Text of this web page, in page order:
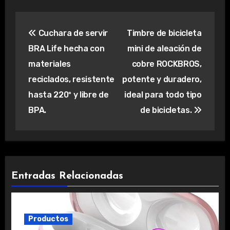
de
entradas
Cuchara de servir
BRA Life hecha con
materiales
reciclados, resistente
hasta 220º y libre de
BPA.
Timbre de bicicleta
mini de aleación de
cobre ROCKBROS,
potente y duradero,
ideal para todo tipo
de bicicletas.
Entradas Relacionadas
Productos